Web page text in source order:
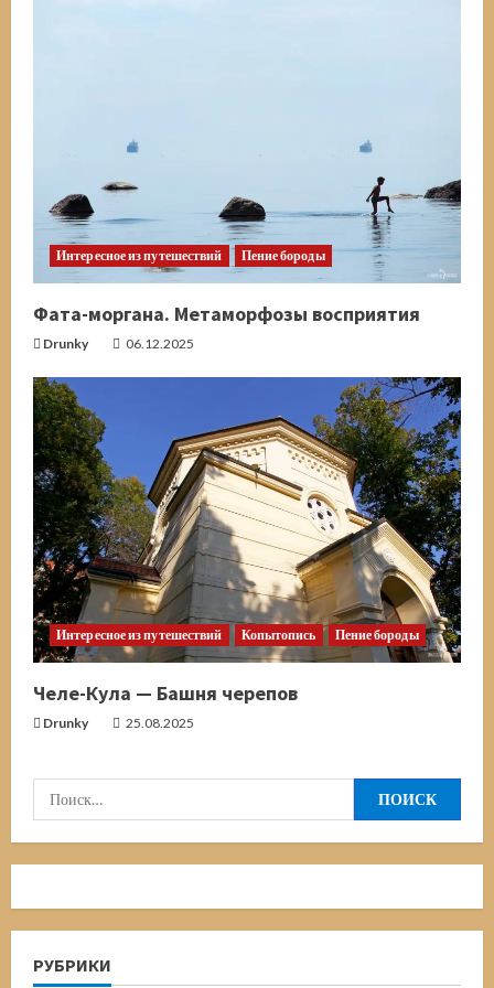
Интересное из путешествий Пение бороды
Фата-моргана. Метаморфозы восприятия
Drunky 06.12.2025
Интересное из путешествий Копытопись Пение бороды
Челе-Кула — Башня черепов
Drunky 25.08.2025
Найти:
РУБРИКИ